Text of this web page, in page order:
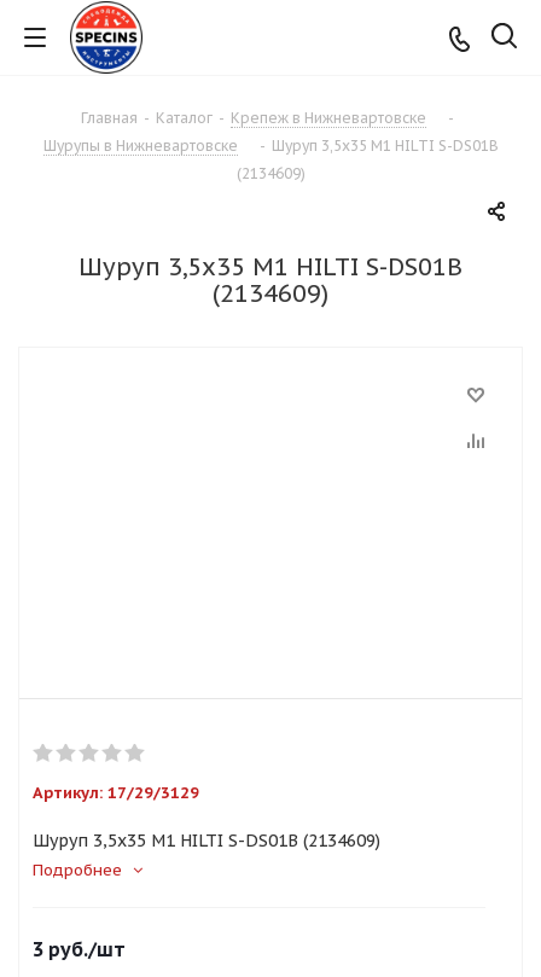
Главная - Каталог - Крепеж в Нижневартовске
-
Шурупы в Нижневартовске
- Шуруп 3,5х35 М1 HILTI S-DS01B
(2134609)
Шуруп 3,5х35 М1 HILTI S-DS01B
(2134609)
Артикул: 17/29/3129
Шуруп 3,5х35 М1 HILTI S-DS01B (2134609)
Подробнее
3 руб./шт